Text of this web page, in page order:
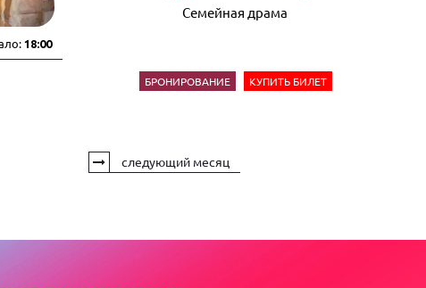
18:00
Семейная драма
БРОНИРОВАНИЕ КУПИТЬ БИЛЕТ
следующий месяц